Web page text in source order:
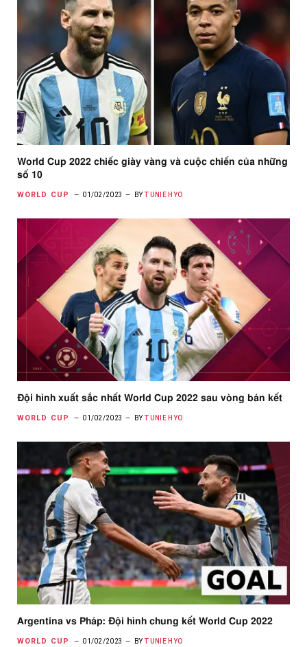
World Cup 2022 chiếc giày vàng và cuộc chiến của những
số 10
WORLD CUP 01/02/2023 BY TUNIE HYO
Đội hình xuất sắc nhất World Cup 2022 sau vòng bán kết
WORLD CUP 01/02/2023 BY TUNIE HYO
Argentina vs Pháp: Đội hình chung kết World Cup 2022
WORLD CUP 01/02/2023 BY TUNIE HYO